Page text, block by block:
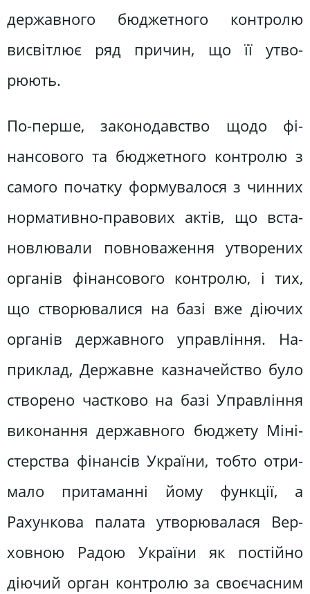
державного бюджетного контро­лю
висвітлює ряд причин, що її утво­
рюють.
По-перше, законодавство щодо фі­
нансового та бюджетного контролю з
самого початку формувалося з чинних
нормативно-правових актів, що вста­
новлювали повноваження утворених
органів фінансового контролю, і тих,
що створювалися на базі вже діючих
органів державного управління. На­
приклад, Державне казначейство було
створено частково на базі Управління
виконання державного бюджету Міні­
стерства фінансів України, тобто отри­
мало притаманні йому функції, а
Рахункова палата утворювалася Вер­
ховною Радою України як постійно
діючий орган контролю за своєчасним